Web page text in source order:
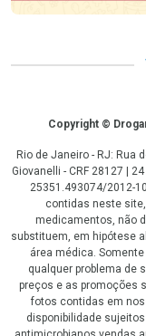
CopyrightCopyright ©
Rio de Janeiro - RJ: Rua
Giovanelli - CRF 28127 |
25351.493074/2012-
contidas neste
medicamentos, não
substituem, em hipótese
área médica.
qualquer problema de
preços e as promoções
fotos contidas em
disponibilidade